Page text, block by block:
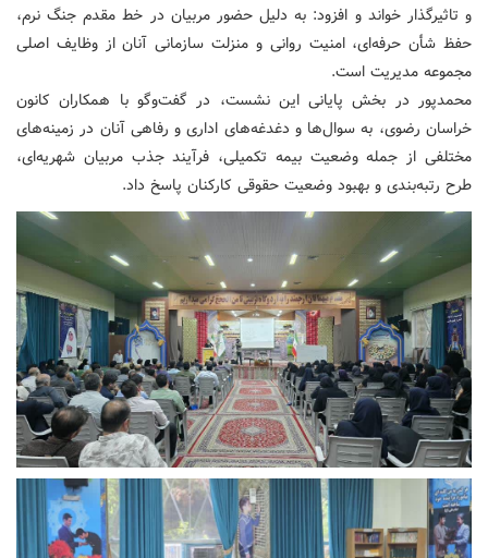
و تاثیرگذار خواند و افزود: به دلیل حضور مربیان در خط مقدم جنگ نرم،
حفظ شأن حرفه‌ای، امنیت روانی و منزلت سازمانی آنان از وظایف اصلی
مجموعه مدیریت است.
محمدپور در بخش پایانی این نشست، در گفت‌وگو با همکاران کانون
خراسان رضوی، به سوال‌ها و دغدغه‌های اداری و رفاهی آنان در زمینه‌های
مختلفی از جمله وضعیت بیمه تکمیلی، فرآیند جذب مربیان شهریه‌ای،
طرح رتبه‌بندی و بهبود وضعیت حقوقی کارکنان پاسخ داد.